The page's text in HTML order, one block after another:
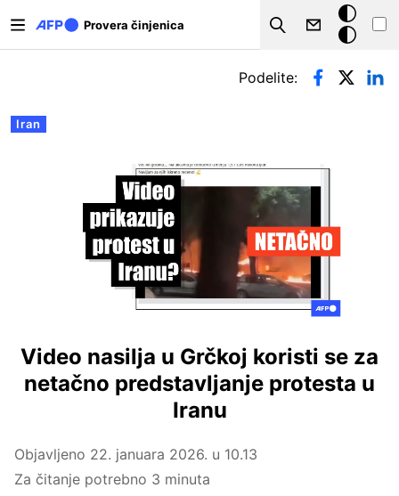
Provera činjenica
Search
Tamna
pozadina
Примарни табови
Iran
Podelite:
Video nasilja u Grčkoj koristi se za
netačno predstavljanje protesta u
Iranu
Objavljeno 22. januara 2026. u 10.13
Za čitanje potrebno 3 minuta